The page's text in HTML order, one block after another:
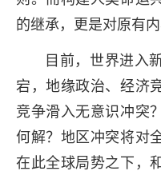
的继承，更是对原有
目前，世界进入
宕，地缘政治、经济
竞争滑入无意识冲突
何解？地区冲突将对
在此全球局势之下，